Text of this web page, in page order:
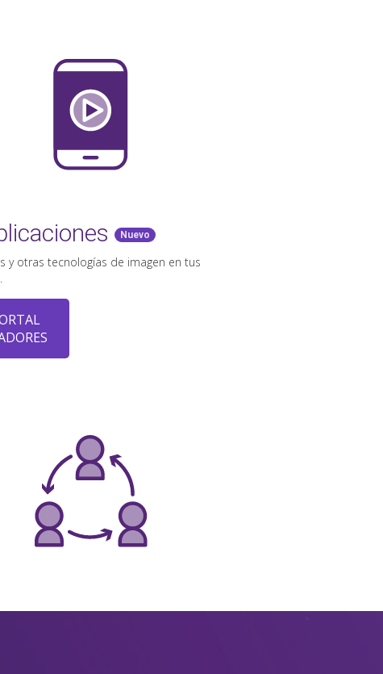
Nuevo
y otras tecnologías de imagen en tus